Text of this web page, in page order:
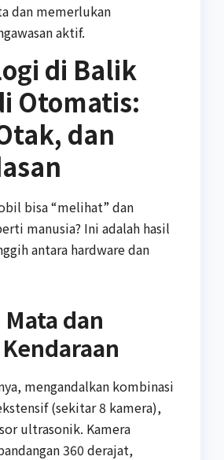
dan memerlukan
aktif.
di Balik
Otomatis:
dan
bisa “melihat” dan
manusia? Ini adalah hasil
antara hardware dan
dan
mengandalkan kombinasi
(sekitar 8 kamera),
ultrasonik. Kamera
360 derajat,